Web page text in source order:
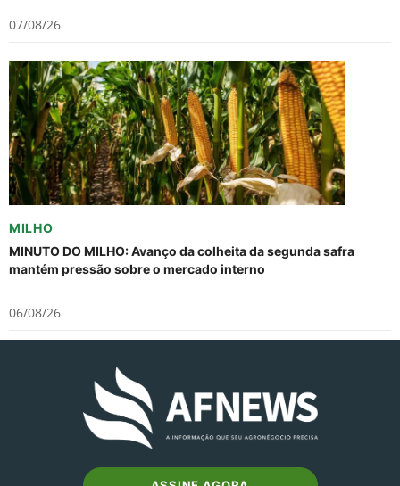
07/08/26
MILHO
MINUTO DO MILHO: Avanço da colheita da segunda safra
mantém pressão sobre o mercado interno
06/08/26